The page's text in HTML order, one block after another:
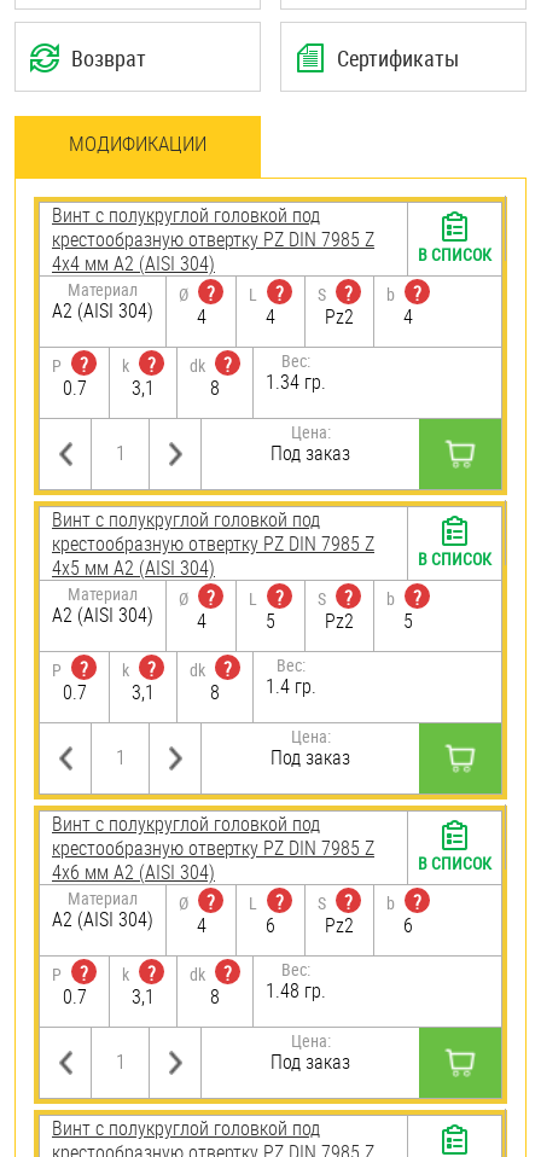
Возврат Сертификаты
МОДИФИКАЦИИ
Винт с полукруглой головкой под
крестообразную отвертку PZ DIN 7985 Z
4х4 мм А2 (AISI 304)
Материал
А2 (AISI 304)
Ø
?
4
L
?
4
S
?
Pz2
b
?
4
P
?
0.7
k
?
3,1
dk
?
8
Вес:
1.34 гр.
Цена:
Под заказ
В СПИСОК
Винт с полукруглой головкой под
крестообразную отвертку PZ DIN 7985 Z
4х5 мм А2 (AISI 304)
Материал
А2 (AISI 304)
Ø
?
4
L
?
5
S
?
Pz2
b
?
5
P
?
0.7
k
?
3,1
dk
?
8
Вес:
1.4 гр.
Цена:
Под заказ
В СПИСОК
Винт с полукруглой головкой под
крестообразную отвертку PZ DIN 7985 Z
4х6 мм А2 (AISI 304)
Материал
А2 (AISI 304)
Ø
?
4
L
?
6
S
?
Pz2
b
?
6
P
?
0.7
k
?
3,1
dk
?
8
Вес:
1.48 гр.
Цена:
Под заказ
В СПИСОК
Винт с полукруглой головкой под